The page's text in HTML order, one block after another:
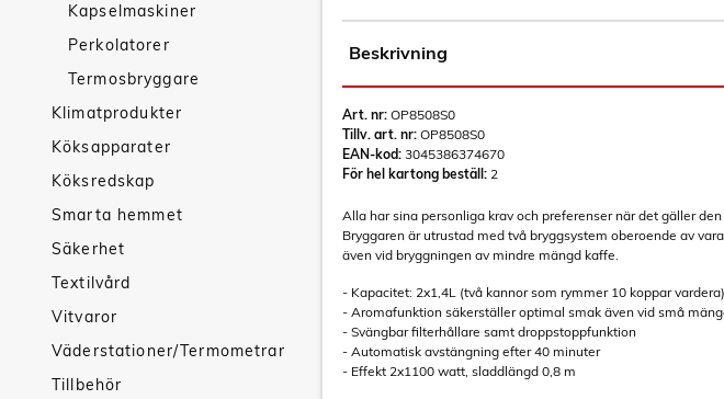
Kapselmaskiner
Perkolatorer
Termosbryggare
Klimatprodukter
Köksapparater
Köksredskap
Smarta hemmet
Säkerhet
Textilvård
Vitvaror
Väderstationer/Termometrar
Tillbehör
Beskrivning
Art. nr: OP8508S0
Tillv. art. nr: OP8508S0
EAN-kod: 3045386374670
För hel kartong beställ: 2
Alla har sina personliga krav och preferenser när det gäller
Bryggaren är utrustad med två bryggsystem oberoende av
även vid bryggningen av mindre mängd kaffe.
- Kapacitet: 2x1,4L (två kannor som rymmer 10 koppar vardera)
- Aromafunktion säkerställer optimal smak även vid små
- Svängbar filterhållare samt droppstoppfunktion
- Automatisk avstängning efter 40 minuter
- Effekt 2x1100 watt, sladdlängd 0,8 m